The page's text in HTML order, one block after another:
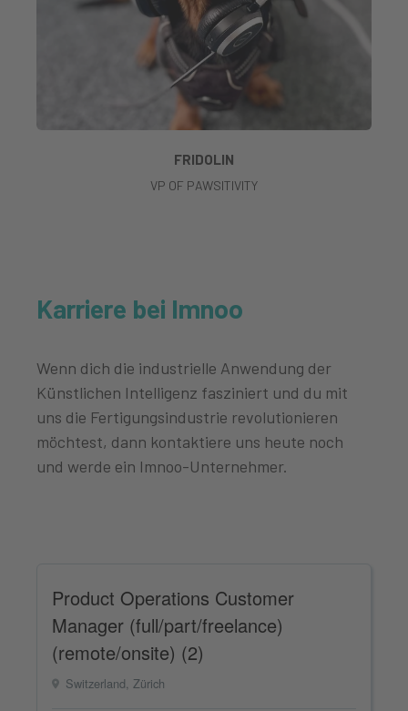
FRIDOLIN
VP OF PAWSITIVITY
Karriere bei Imnoo
Wenn dich die industrielle Anwendung der
Künstlichen Intelligenz fasziniert und du mit
uns die Fertigungsindustrie revolutionieren
möchtest, dann kontaktiere uns heute noch
und werde ein Imnoo-Unternehmer.
Product Operations Customer
Manager (full/part/freelance)
(remote/onsite) (2)
Switzerland, Zürich